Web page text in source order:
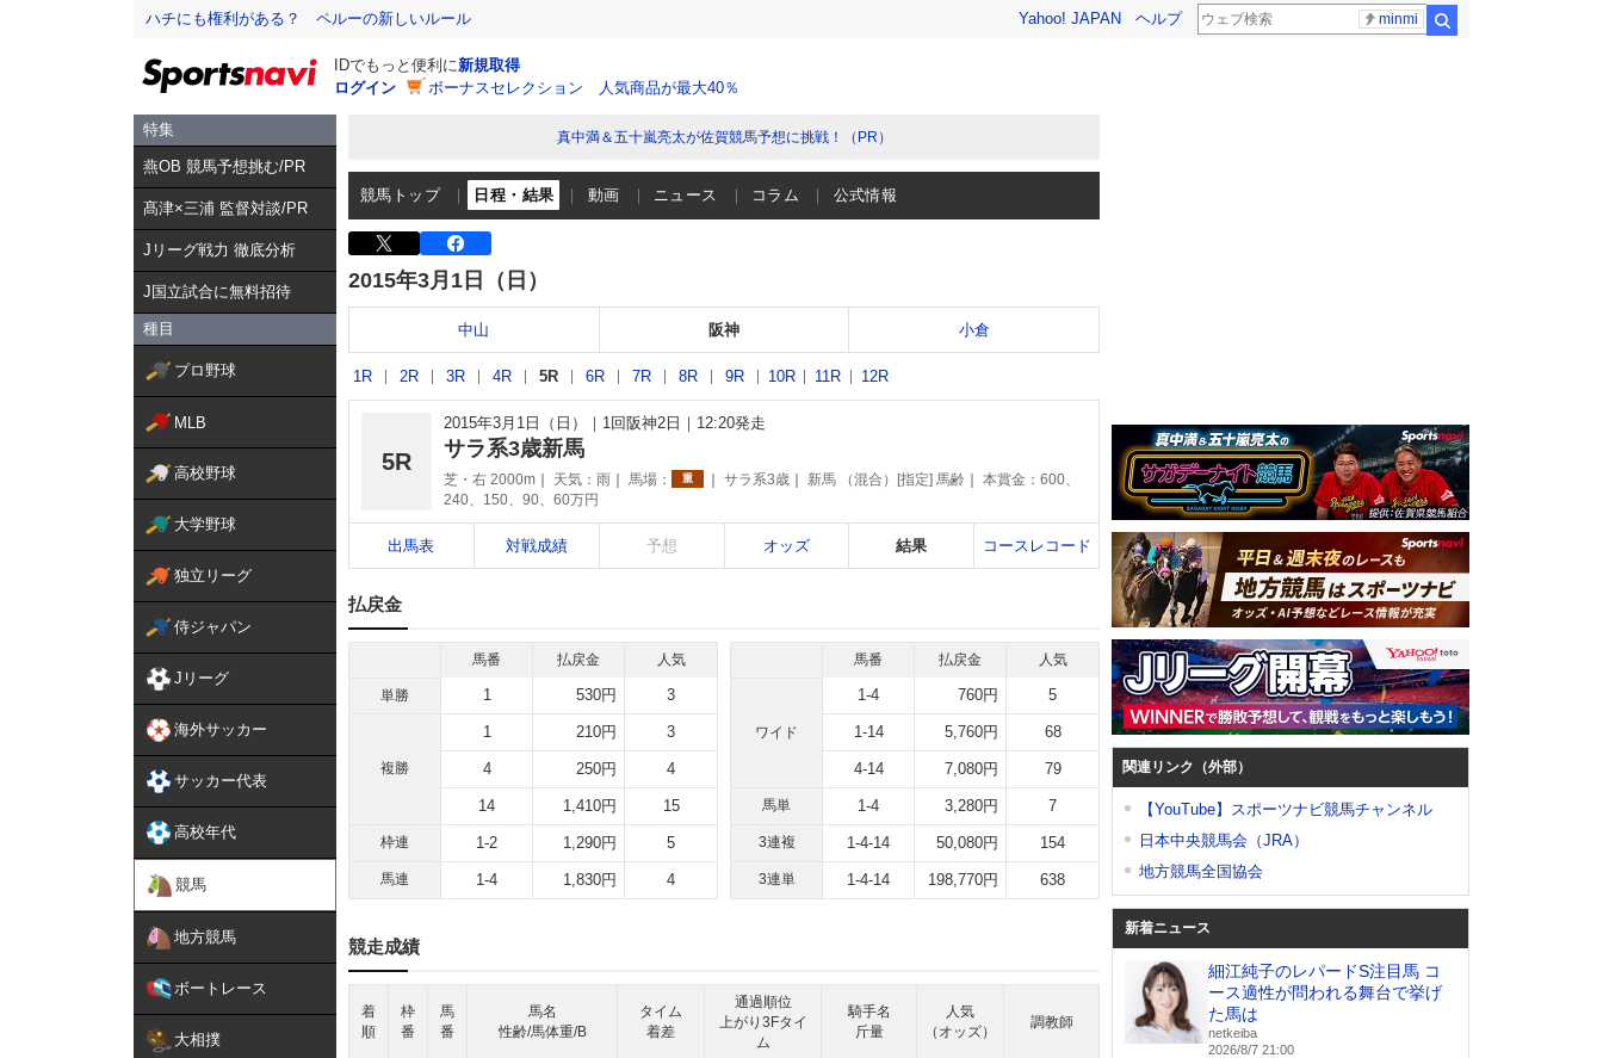
ハチにも権利がある？ ペルーの新しいルール Yahoo! JAPAN ヘルプ minmi
IDでもっと便利に新規取得
ログイン
ボーナスセレクション 人気商品が最大40％
特集
燕OB 競馬予想挑む/PR
髙津×三浦 監督対談/PR
Jリーグ戦力 徹底分析
J国立試合に無料招待
種目
プロ野球
MLB
高校野球
大学野球
独立リーグ
侍ジャパン
Jリーグ
海外サッカー
サッカー代表
高校年代
競馬
地方競馬
ボートレース
大相撲
真中満＆五十嵐亮太が佐賀競馬予想に挑戦！（PR）
競馬トップ 日程・結果 動画 ニュース コラム 公式情報
2015年3月1日（日）
中山 阪神 小倉
1R 2R 3R 4R 5R 6R 7R 8R 9R 10R 11R 12R
5R
2015年3月1日（日） 1回阪神2日 12:20発走
サラ系3歳新馬
芝・右 2000m 天気： 雨 馬場： 重 サラ系3歳 新馬 （混合）[指定] 馬齢
本賞金：600、
240、150、90、60万円
出馬表 対戦成績 予想 オッズ 結果 コースレコード
払戻金
馬番 払戻金 人気
単勝 1 530円 3
複勝
1 210円 3
4 250円 4
14 1,410円 15
枠連 1-2 1,290円 5
馬連 1-4 1,830円 4
馬番 払戻金 人気
ワイド
1-4 760円 5
1-14 5,760円 68
4-14 7,080円 79
馬単 1-4 3,280円 7
3連複 1-4-14 50,080円 154
3連単 1-4-14 198,770円 638
競走成績
着
順
枠
番
馬
番
馬名
性齢/馬体重/B
タイム
着差
通過順位
上がり3Fタイ
ム
騎手名
斤量
人気
（オッズ）
調教師
関連リンク（外部）
【YouTube】スポーツナビ競馬チャンネル
日本中央競馬会（JRA）
地方競馬全国協会
新着ニュース
細江純子のレパードS注目馬 コ
ース適性が問われる舞台で挙げ
た馬は
netkeiba
2026/8/7 21:00